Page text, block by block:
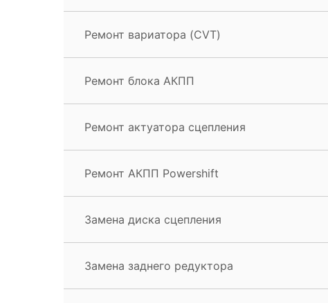
Ремонт вариатора (CVT)
Ремонт блока АКПП
Ремонт актуатора сцепления
Ремонт АКПП Powershift
Замена диска сцепления
Замена заднего редуктора